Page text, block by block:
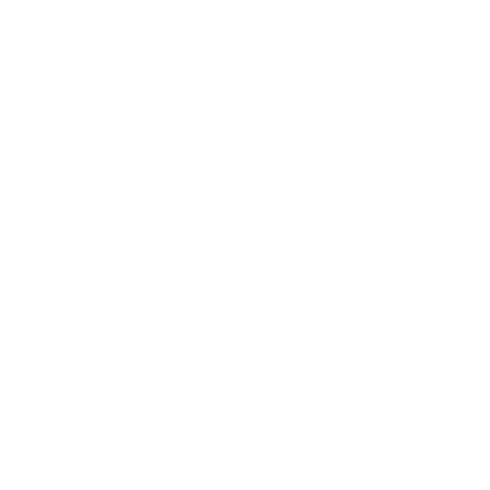
i obrotowe złącze • wąż tłoczny 4 m, G 1/2'' wew./